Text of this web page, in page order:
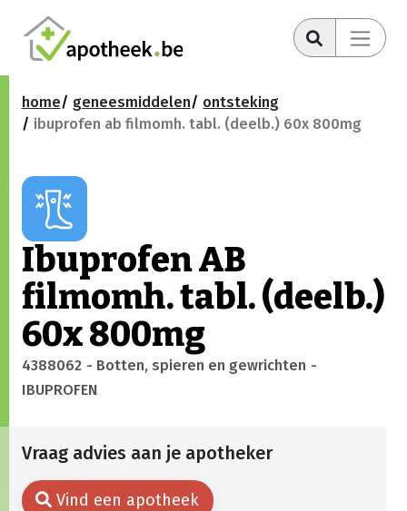
home geneesmiddelen
ontsteking
ibuprofen ab filmomh. tabl. (deelb.) 60x 800mg
Ibuprofen AB
filmomh. tabl. (deelb.)
60x 800mg
4388062 - Botten, spieren en gewrichten -
IBUPROFEN
Vraag advies aan je apotheker
Vind een apotheek